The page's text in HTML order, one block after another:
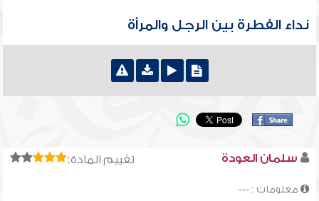
نداء الفطرة بين الرجل والمرأة
تقييم المادة: سلمان العودة
معلومات : ---